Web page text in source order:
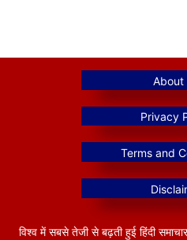
विश्व में सबसे तेजी से बढ़ती हुई हिंदी